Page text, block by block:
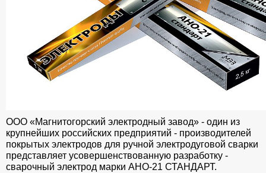
ООО «Магнитогорский электродный завод» - один из
крупнейших российских предприятий - производителей
покрытых электродов для ручной электродуговой сварки
представляет усовершенствованную разработку -
сварочный электрод марки АНО-21 СТАНДАРТ.